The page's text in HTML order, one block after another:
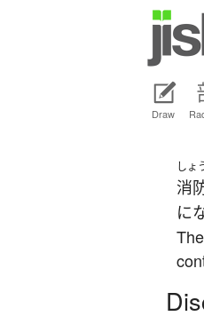
Draw
しょ
消
に